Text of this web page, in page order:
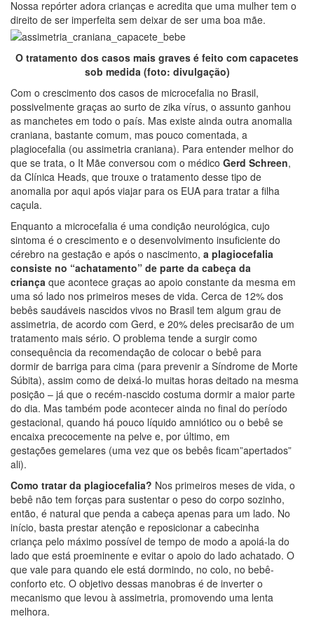
Nossa repórter adora crianças e acredita que uma mulher tem o
direito de ser imperfeita sem deixar de ser uma boa mãe.
O tratamento dos casos mais graves é feito com capacetes
sob medida (foto: divulgação)
Com o crescimento dos casos de microcefalia no Brasil,
possivelmente graças ao surto de zika vírus, o assunto ganhou
as manchetes em todo o país. Mas existe ainda outra anomalia
craniana, bastante comum, mas pouco comentada, a
plagiocefalia (ou assimetria craniana). Para entender melhor do
que se trata, o It Mãe conversou com o médico Gerd Schreen,
da Clínica Heads, que trouxe o tratamento desse tipo de
anomalia por aqui após viajar para os EUA para tratar a filha
caçula.
Enquanto a microcefalia é uma condição neurológica, cujo
sintoma é o crescimento e o desenvolvimento insuficiente do
cérebro na gestação e após o nascimento, a plagiocefalia
consiste no “achatamento” de parte da cabeça da
criança que acontece graças ao apoio constante da mesma em
uma só lado nos primeiros meses de vida. Cerca de 12% dos
bebês saudáveis nascidos vivos no Brasil tem algum grau de
assimetria, de acordo com Gerd, e 20% deles precisarão de um
tratamento mais sério. O problema tende a surgir como
consequência da recomendação de colocar o bebê para
dormir de barriga para cima (para prevenir a Síndrome de Morte
Súbita), assim como de deixá-lo muitas horas deitado na mesma
posição – já que o recém-nascido costuma dormir a maior parte
do dia. Mas também pode acontecer ainda no final do período
gestacional, quando há pouco líquido amniótico ou o bebê se
encaixa precocemente na pelve e, por último, em
gestações gemelares (uma vez que os bebês ficam”apertados”
ali).
Como tratar da plagiocefalia? Nos primeiros meses de vida, o
bebê não tem forças para sustentar o peso do corpo sozinho,
então, é natural que penda a cabeça apenas para um lado. No
início, basta prestar atenção e reposicionar a cabecinha
criança pelo máximo possível de tempo de modo a apoiá-la do
lado que está proeminente e evitar o apoio do lado achatado. O
que vale para quando ele está dormindo, no colo, no bebê-
conforto etc. O objetivo dessas manobras é de inverter o
mecanismo que levou à assimetria, promovendo uma lenta
melhora.